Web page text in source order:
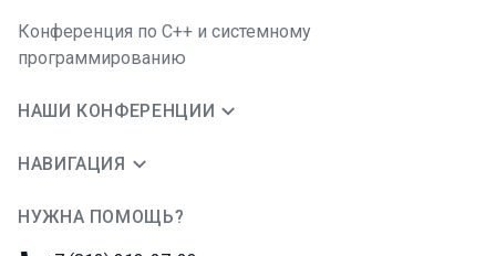
Конференция по C++ и системному
программированию
НАШИ КОНФЕРЕНЦИИ
НАВИГАЦИЯ
НУЖНА ПОМОЩЬ?